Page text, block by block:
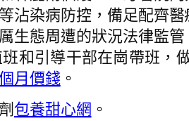
沾染病防控，備足配齊
生態周遭的狀況法律監
和引導干部在崗帶班，
月價錢。
包養甜心網 。